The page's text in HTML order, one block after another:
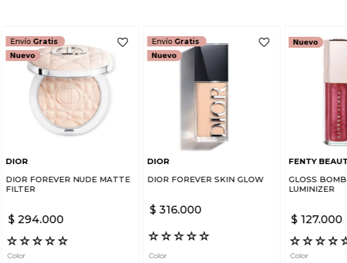
Envío Gratis
DIOR
DIOR FOREVER NUDE MATTE
FILTER
$ 294.000
☆☆☆☆☆
Color
Envío Gratis
DIOR
DIOR FOREVER SKIN GLOW
$ 316.000
☆☆☆☆☆
Color
FENTY
GLOSS
LUMINIZER
$ 127.000
☆☆☆☆
Color